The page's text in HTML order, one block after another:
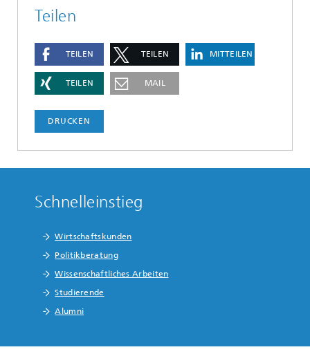
Teilen
TEILEN TEILEN MITTEILEN
TEILEN MAIL
DRUCKEN
Schnelleinstieg
Wirtschaftskunden
Politikberatung
Wissenschaftliches Arbeiten
Studierende
Alumni